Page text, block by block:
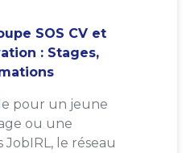
SOS CV et
: Stages,
pour un jeune
ou une
le réseau